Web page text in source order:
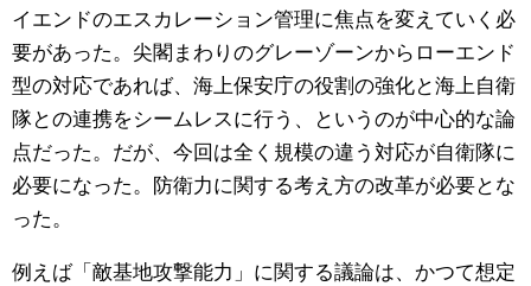
イエンドのエスカレーション管理に焦点を変えていく必
要があった。尖閣まわりのグレーゾーンからローエンド
型の対応であれば、海上保安庁の役割の強化と海上自衛
隊との連携をシームレスに行う、というのが中心的な論
点だった。だが、今回は全く規模の違う対応が自衛隊に
必要になった。防衛力に関する考え方の改革が必要とな
った。
例えば「敵基地攻撃能力」に関する議論は、かつて想定